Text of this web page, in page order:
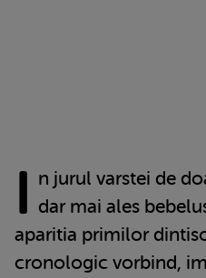
I n jurul varstei de
dar mai ales
aparitia primilor
cronologic vorbind,